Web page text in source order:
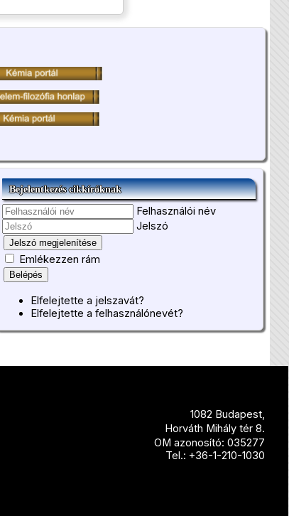
Bejelentkezés cikkíróknak
Felhasználói név
Jelszó
Jelszó megjelenítése
Emlékezzen rám
Belépés
Elfelejtette a jelszavát?
Elfelejtette a felhasználónevét?
1082 Budapest,
Horváth Mihály tér 8.
OM azonosító: 035277
Tel.: +36-1-210-1030